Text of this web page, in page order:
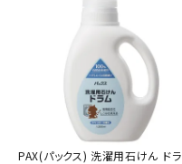
PAX(パックス) 洗濯用石けん ドラ